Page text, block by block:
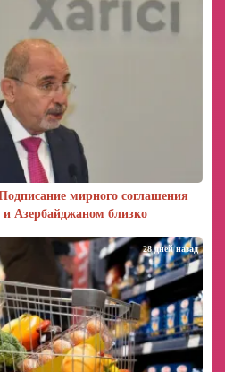
мирного соглашения
Азербайджаном близко
28 дней назад